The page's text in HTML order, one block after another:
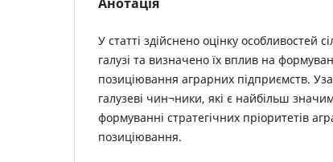
У статті здійснено оцінку особливостей
галузі та визначено їх вплив на
позиціювання аграрних підприємств.
галузеві чин¬ники, які є найбільш
формуванні стратегічних пріоритетів
позиціювання.